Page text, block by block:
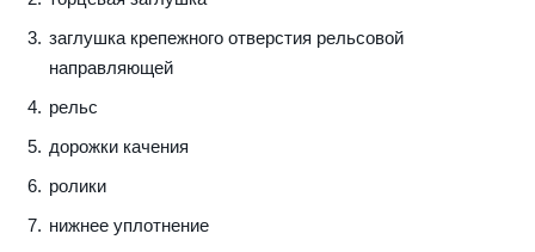
заглушка крепежного отверстия рельсовой
направляющей
рельс
дорожки качения
ролики
нижнее уплотнение